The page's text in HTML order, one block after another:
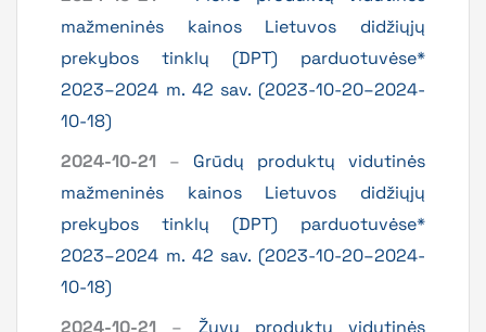
mažmeninės kainos Lietuvos didžiųjų
prekybos tinklų (DPT) parduotuvėse*
2023–2024 m. 42 sav. (2023-10-20–2024-
10-18)
2024-10-21 – Grūdų produktų vidutinės
mažmeninės kainos Lietuvos didžiųjų
prekybos tinklų (DPT) parduotuvėse*
2023–2024 m. 42 sav. (2023-10-20–2024-
10-18)
2024-10-21 – Žuvų produktų vidutinės